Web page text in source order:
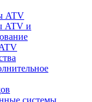
ATV
ATV и
системы